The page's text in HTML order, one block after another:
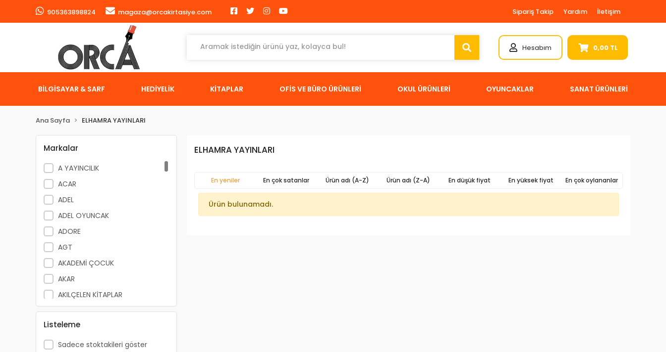
905363898824 magaza@orcakirtasiye.com Sipariş Takip Yardım İletişim
Hesabım 0,00 TL
BİLGİSAYAR & SARF HEDİYELİK KİTAPLAR OFİS VE BÜRO ÜRÜNLERİ OKUL ÜRÜNLERİ OYUNCAKLAR SANAT ÜRÜNLERİ
Ana Sayfa ELHAMRA YAYINLARI
Markalar
A YAYINCILIK
ACAR
ADEL
ADEL OYUNCAK
ADORE
AGT
AKADEMİ ÇOCUK
AKAR
AKILÇELEN KİTAPLAR
ALEMDAR
ALEX SCHOELLER
ALFA YAYINLARI
Listeleme
Sadece stoktakileri göster
ELHAMRA YAYINLARI
En yeniler En çok satanlar Ürün adı (A-Z) Ürün adı (Z-A) En düşük fiyat En yüksek fiyat En çok oylananlar
Ürün bulunamadı.